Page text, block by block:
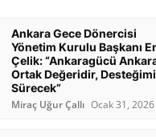
Ankara Gece Dönercisi
Yönetim Kurulu Başkanı
Çelik: “Ankaragücü
Ortak Değeridir,
Sürecek”
Miraç Uğur Çallı Ocak 31, 2026